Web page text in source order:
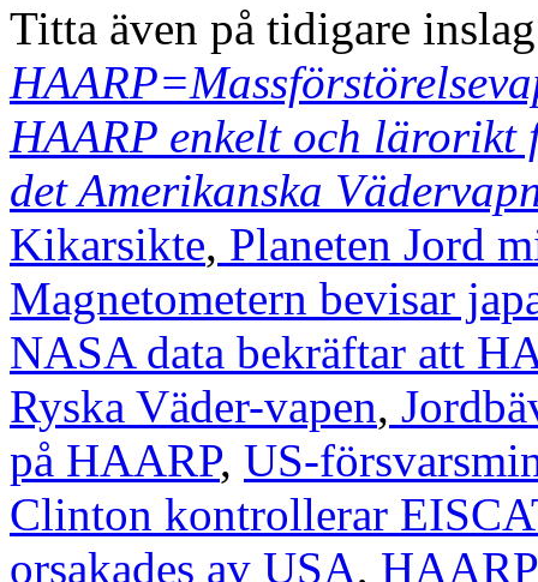
Titta även på tidigare
HAARP enkelt och
det Amerikanska
Kikarsikte, Planeten Jord
Magnetometern bevisar
NASA data bekräftar att
Ryska Väder-vapen,
på HAARP, US-
Clinton kontrollerar
orsakades av USA,